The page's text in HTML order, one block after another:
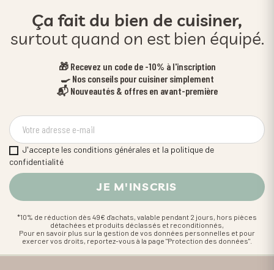
Ça fait du bien de cuisiner,
surtout quand on est bien équipé.
🎁 Recevez un code de -10% à l'inscription
🍳 Nos conseils pour cuisiner simplement
📬 Nouveautés & offres en avant-première
J'accepte les conditions générales et la politique de
confidentialité
*10% de réduction dès 49€ d'achats, valable pendant 2 jours, hors pièces
détachées et produits déclassés et reconditionnés,
Pour en savoir plus sur la gestion de vos données personnelles et pour
exercer vos droits, reportez-vous à la page "Protection des données".